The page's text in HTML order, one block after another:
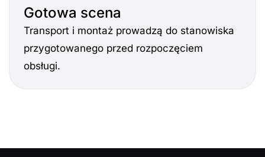
Gotowa scena
Transport i montaż prowadzą do stanowiska
przygotowanego przed rozpoczęciem
obsługi.